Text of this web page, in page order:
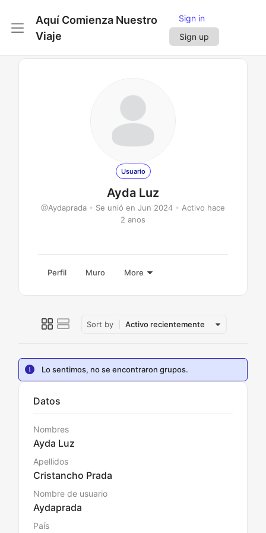
Aquí Comienza Nuestro
Viaje
Sign in
Sign up
Usuario
Ayda Luz
@Aydaprada • Se unió en Jun 2024 • Activo hace
2 anos
Perfil Muro More
Sort by Activo recientemente
Lo sentimos, no se encontraron grupos.
Datos
Nombres
Ayda Luz
Apellidos
Cristancho Prada
Nombre de usuario
Aydaprada
País